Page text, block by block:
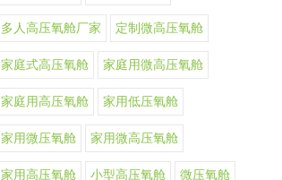
多人高压氧舱厂家 定制微高压氧舱
家庭式高压氧舱 家庭用微高压氧舱
家庭用高压氧舱 家用低压氧舱
家用微压氧舱 家用微高压氧舱
家用高压氧舱 小型高压氧舱 微压氧舱